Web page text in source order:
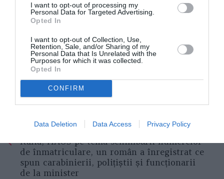
I want to opt-out of processing my
Personal Data for Targeted Advertising.
Opted In
I want to opt-out of Collection, Use,
Retention, Sale, and/or Sharing of my
Personal Data that Is Unrelated with the
Purposes for which it was collected.
Opted In
CONFIRM
Data Deletion Data Access Privacy Policy
Italia, HAOS pe tema schimbării numerelor
de înmatriculare, un român a înregistrat ce
spun carabinierii, polițiștii și funcționarii
de la minister